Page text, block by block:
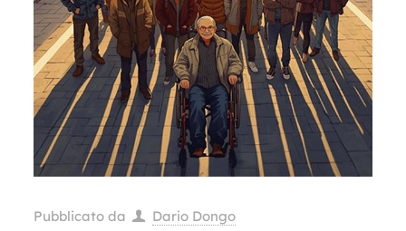
Pubblicato da Dario Dongo